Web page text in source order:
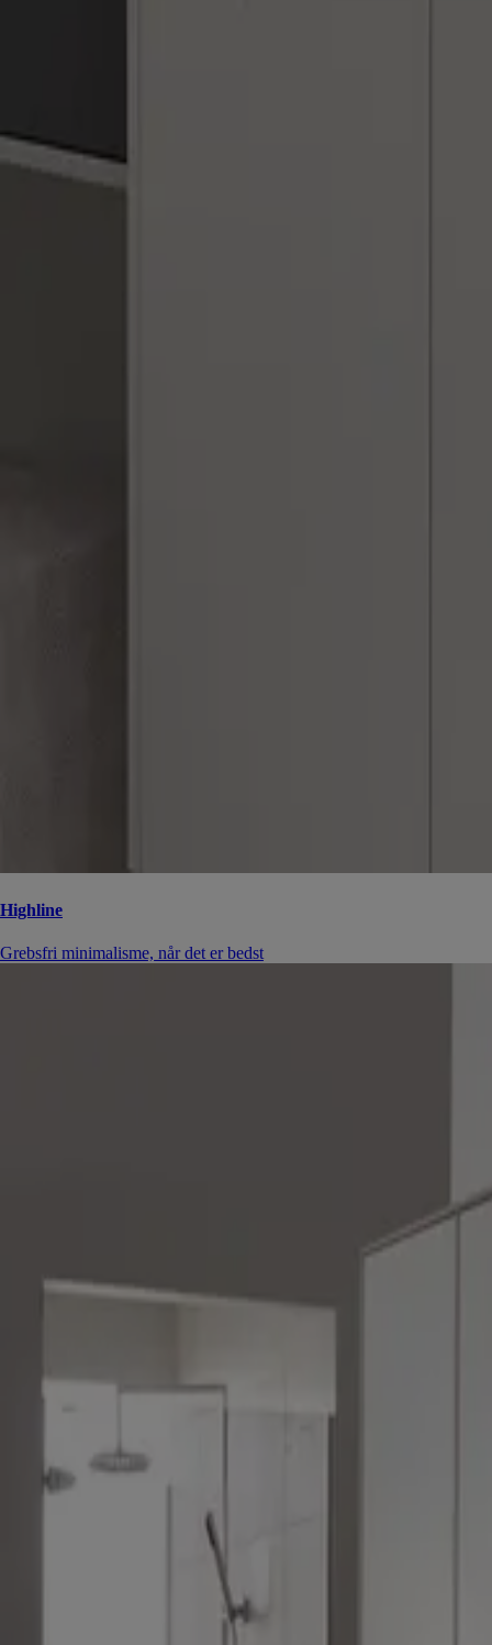
Highline
Grebsfri minimalisme, når det er bedst